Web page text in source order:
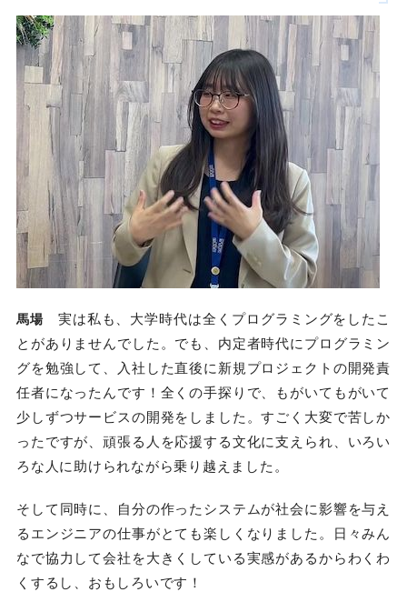
馬場実は私も、大学時代は全くプログラミングをしたこ
とがありませんでした。でも、内定者時代にプログラミン
グを勉強して、入社した直後に新規プロジェクトの開発責
任者になったんです！全くの手探りで、もがいてもがいて
少しずつサービスの開発をしました。すごく大変で苦しか
ったですが、頑張る人を応援する文化に支えられ、いろい
ろな人に助けられながら乗り越えました。
そして同時に、自分の作ったシステムが社会に影響を与え
るエンジニアの仕事がとても楽しくなりました。日々みん
なで協力して会社を大きくしている実感があるからわくわ
くするし、おもしろいです！